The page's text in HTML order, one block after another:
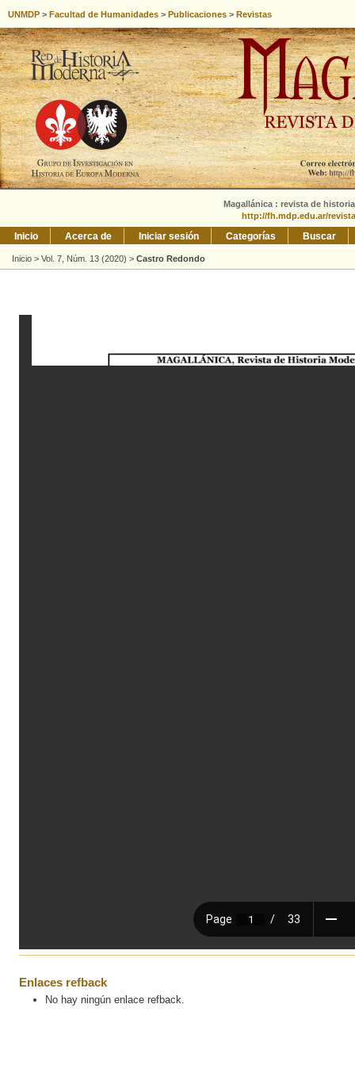
UNMDP > Facultad de Humanidades > Publicaciones > Revistas
Magallánica : revista de
http://fh.mdp.edu.ar/
Inicio Acerca de Iniciar sesión Categorías Buscar
Inicio > Vol. 7, Núm. 13 (2020) > Castro Redondo
Enlaces refback
No hay ningún enlace refback.